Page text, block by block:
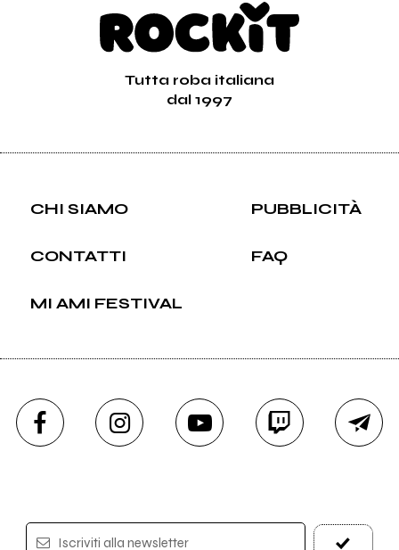
Tutta roba italiana
dal 1997
CHI SIAMO PUBBLICITÀ
CONTATTI FAQ
MI AMI FESTIVAL
Iscriviti alla newsletter